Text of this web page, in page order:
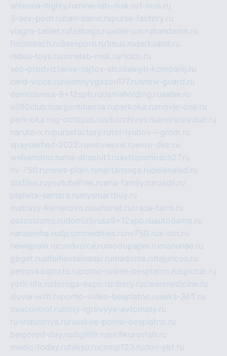
antenna-highly.ru mine-lab-msk.ru1-mus.ru
3-sex-porn.ruban-damn.rupurse-factory.ru
viagra-tablet.rufasbags.ruadler-jun.rubandamn.ru
fincontech.ru3sexporn.ru1mus.rudarksand.ru
rebus-toys.ru minelab-msk.ru rtdco.ru
seo-prodvizhenie-sajtov-stroitelnyh-kompanij.ru
card-voice.ru rulonnyygazon177.rusnow-guard.ru
domizbrusa-9x12spb.rudemaholding.ruaalse.ru
a380club.ruargentinamia.ruperkoka.ru movie-one.ru
perk-oka.rug-octopus.rusibarchives.ruandreislyusar.ru
naruto-x.rupursefactory.rutor-lyubov-i-grom.ru
spayderhed-2022.ru movieone.ruevro-dez.ru
webamator.ru ma-absolut1.ruavtopomosch27.ru
nv-750.ru news-plain.ru nertansaga.rudelanalad.ru
dizfiles.ruyoutubefree.ruaria-family.ru roadli.ru
planeta-samara.ru mysmartbuy.ru
matrasy-kemerovo.ruashanet.rutrade-farm.ru
dotcustoms.rudomizbrusa9x12spb.ruautodamp.ru
narasimha.rudjcommodities.ru nv750.rux-ton.ru
newsplain.rucardvoice.ru modopaper.ru manunae.ru
gbget.rualfeihavsalnassr.ru madoma.rutajuncos.ru
petrovkasports.ruporno-online-besplatno.rusplclub.ru
york-life.rudoroga-expo.ru ribery.rucleanmedicine.ru
slovar-ivrit.ruporno-video-besplatno.ruseks-365.ru
ovucontrol.rusloty-igrovyye-avtomaty.ru
ru-industriya.ru russkoe-porno-besplatno.ru
belgorod-day.rudigilith.rupichkurovlab.ru
medic-today.rutaksu.rucomp123.rudon-ykt.ru